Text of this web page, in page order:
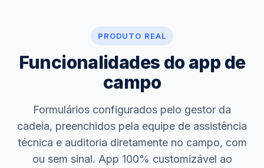
PRODUTO REAL
Funcionalidades do app de
campo
Formulários configurados pelo gestor da
cadeia, preenchidos pela equipe de assistência
técnica e auditoria diretamente no campo, com
ou sem sinal. App 100% customizável ao